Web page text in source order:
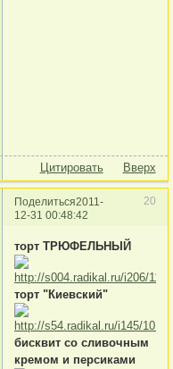
Цитировать Вверх
Поделиться 20
2011-
12-31 00:48:42
торт ТРЮФЕЛЬНЫЙ
торт "Киевский"
бисквит со сливочным
кремом и персиками